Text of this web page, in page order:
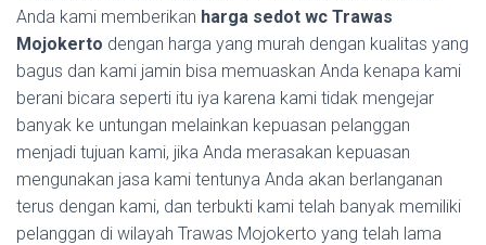
Anda kami memberikan harga sedot wc Trawas
Mojokerto dengan harga yang murah dengan kualitas yang
bagus dan kami jamin bisa memuaskan Anda kenapa kami
berani bicara seperti itu iya karena kami tidak mengejar
banyak ke untungan melainkan kepuasan pelanggan
menjadi tujuan kami, jika Anda merasakan kepuasan
mengunakan jasa kami tentunya Anda akan berlanganan
terus dengan kami, dan terbukti kami telah banyak memiliki
pelanggan di wilayah Trawas Mojokerto yang telah lama